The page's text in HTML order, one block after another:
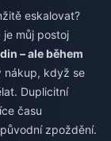
eskalovat?
je můj postoj
– ale během
nákup, když se
Duplicitní
času
zpoždění.